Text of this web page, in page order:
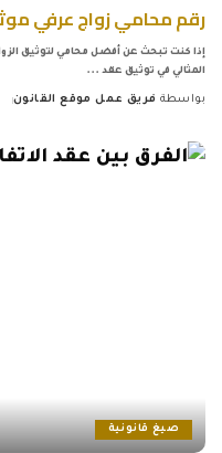
رقم محامي زواج عرفي
إذا كنت تبحث عن أفضل محامي لتوثيق
المثالي في توثيق عقد ...
بواسطة فريق عمل موقع القانون
صيغ قانونية